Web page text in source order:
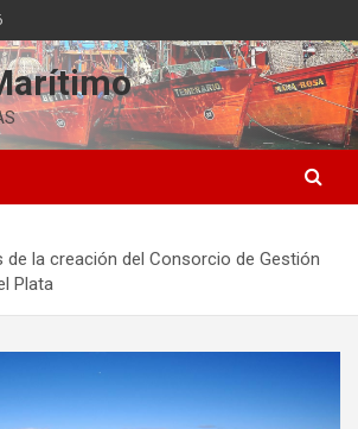
de la creación del Consorcio de Gestión
Plata